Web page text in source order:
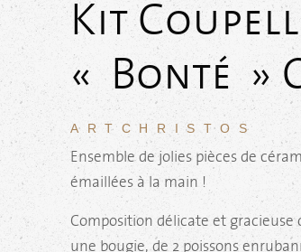
Kit
« Bonté »
ARTCHRISTOS
Ensemble de jolies pièces de
émaillées à la main !
Composition délicate et
une bougie, de 2 poissons